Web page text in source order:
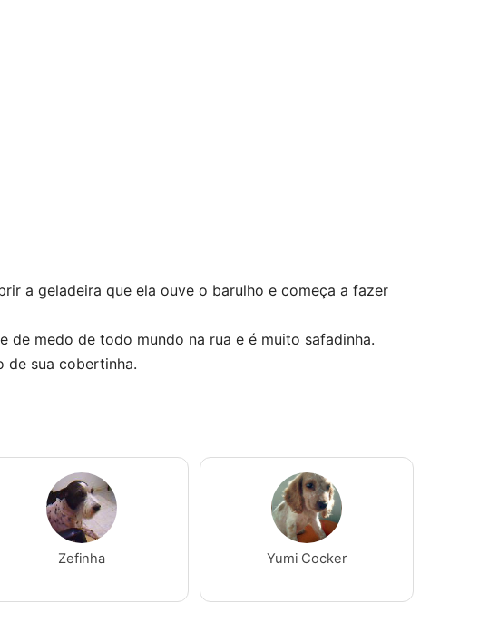
a geladeira que ela ouve o barulho e começa a fazer
de medo de todo mundo na rua e é muito safadinha.
de sua cobertinha.
Zefinha Yumi Cocker